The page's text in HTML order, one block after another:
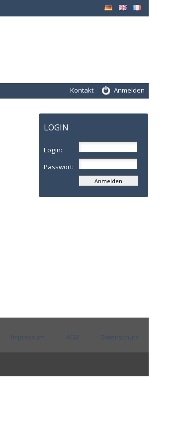
Anmelden
Kontakt
LOGIN
Login:
Passwort:
Impressum AGB Datenschutz